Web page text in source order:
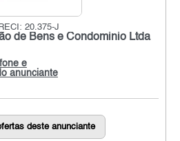
20.375-J
de Bens e Condominio Ltda
e
anunciante
deste anunciante